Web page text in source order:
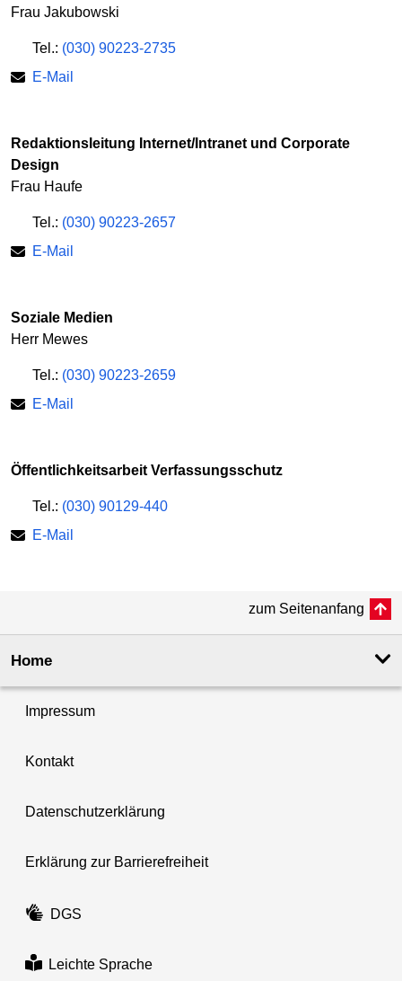
Frau Jakubowski
Tel.: (030) 90223-2735
E-Mail
Redaktionsleitung Internet/Intranet und Corporate
Design
Frau Haufe
Tel.: (030) 90223-2657
E-Mail
Soziale Medien
Herr Mewes
Tel.: (030) 90223-2659
E-Mail
Öffentlichkeitsarbeit Verfassungsschutz
Tel.: (030) 90129-440
E-Mail
zum Seitenanfang
Home
Impressum
Kontakt
Datenschutzerklärung
Erklärung zur Barrierefreiheit
DGS
Leichte Sprache